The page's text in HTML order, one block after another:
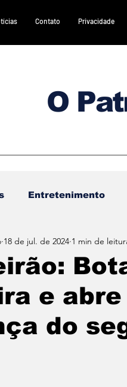
Contato Privacidade
O
Entretenimento
DESTAQUES 2
e
do
18 de jul. de 2024 1 min de